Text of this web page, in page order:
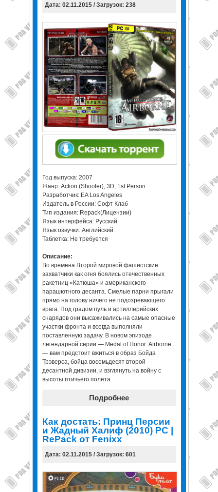
Дата: 02.11.2015 / Загрузок: 238
Год выпуска: 2007
Жанр: Action (Shooter), 3D, 1st Person
Разработчик: EA Los Angeles
Издатель в России: Софт Клаб
Тип издания: Repack(Лицензии)
Язык интерфейса: Русский
Язык озвучки: Английский
Таблетка: Не требуется
Описание:
Во времена Второй мировой фашистские
захватчики как огня боялись отечественных
ракетниц «Катюша» и американского
парашютного десанта. Смелые парни прыгали
прямо на голову ничего не подозревающего
врага. Под градом пуль и артиллерийских
снарядов они высаживались на самые опасные
участки фронта и всегда выполняли
поставленную задачу. В новом эпизоде
легендарной серии — Medal of Honor: Airborne
— вам предстоит вжиться в образ Бойда
Трэверса, бойца восемьдесят второй
десантной дивизии, и взглянуть на войну с
высоты птичьего полета.
Подробнее
Как достать: Принц Персии
и Жадный Халиф (2010) PC |
RePack от Fenixx
Дата: 02.11.2015 / Загрузок: 601